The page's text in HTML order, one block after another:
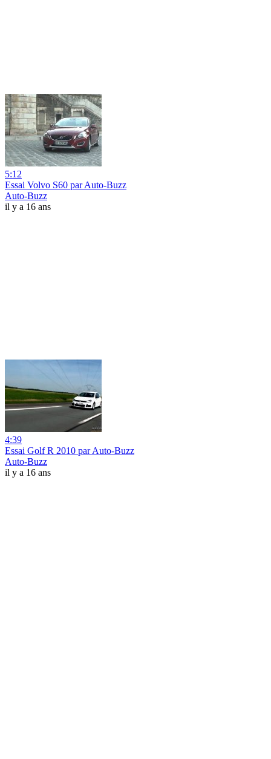
5:12
Essai Volvo S60 par Auto-Buzz
Auto-Buzz
il y a 16 ans
4:39
Essai Golf R 2010 par Auto-Buzz
Auto-Buzz
il y a 16 ans